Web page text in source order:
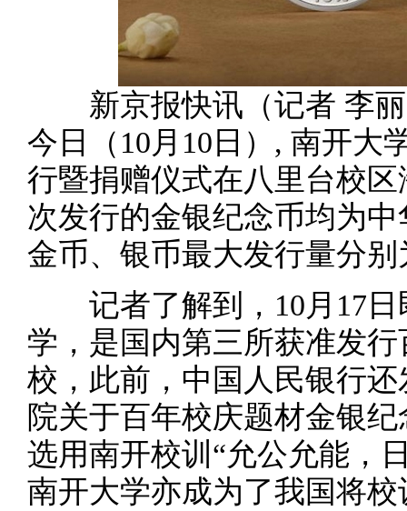
新京报快讯（记者 李丽
今日（10月10日）, 南开大
行暨捐赠仪式在八里台校
次发行的金银纪念币均为
金币、银币最大发行量分别
记者了解到，10月17日
学，是国内第三所获准发
校，此前，中国人民银行
院关于百年校庆题材金银
选用南开校训“允公允能，
南开大学亦成为了我国将